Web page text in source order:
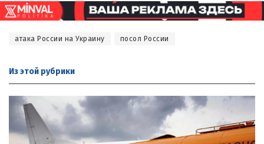
атака России на Украину посол России
Из этой рубрики